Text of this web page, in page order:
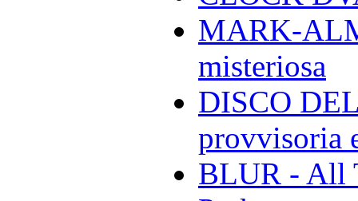
MARK-
misteriosa
DISCO
provvisoria
BLUR - All